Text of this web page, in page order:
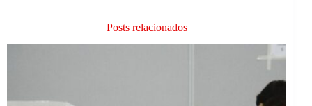
Posts relacionados